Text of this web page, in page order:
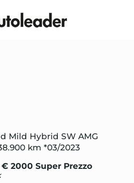
Mild Hybrid SW AMG
km *03/2023
€ 2000 Super Prezzo